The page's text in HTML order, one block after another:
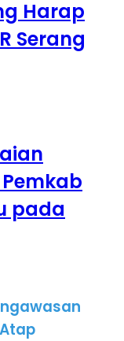
Harap
Serang
pada